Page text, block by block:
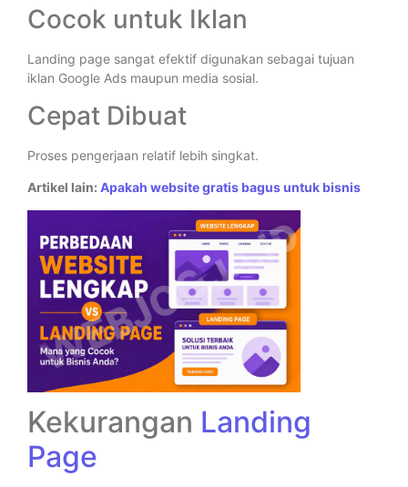
Cocok untuk Iklan
Landing page sangat efektif digunakan sebagai tujuan
iklan Google Ads maupun media sosial.
Cepat Dibuat
Proses pengerjaan relatif lebih singkat.
Artikel lain: Apakah website gratis bagus untuk bisnis
Kekurangan Landing
Page